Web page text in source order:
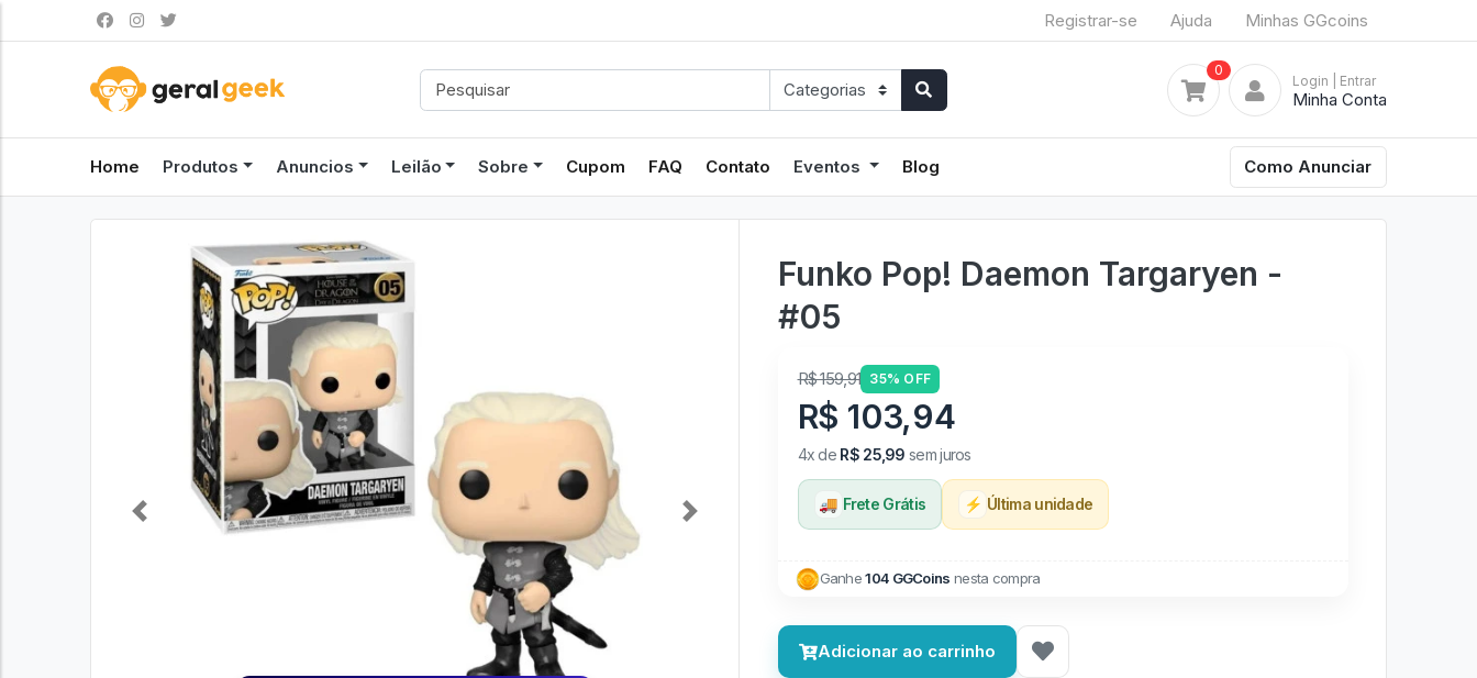
Registrar-se Ajuda Minhas GGcoins
0
Login | Entrar
Minha Conta
Home Produtos Anuncios Leilão Sobre Cupom FAQ Contato Eventos Blog Como Anunciar
Previous Next
Funko Pop! Daemon Targaryen -
#05
R$ 159,91 35% OFF
R$ 103,94
4x de R$ 25,99 sem juros
🚚 Frete Grátis ⚡ Última unidade
Ganhe104 GGCoins nesta compra
Adicionar ao carrinho